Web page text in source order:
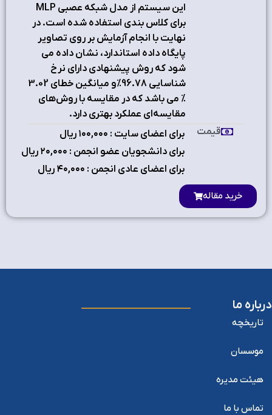
این سیستم از مدل شبکه عصبی MLP
برای کلاس بندی استفاده شده است. در
نهایت با انجام آزمایش بر روی تصاویر
پایگاه داده استاندارد، نشان داده می
شود که روش پیشنهادی دارای نرخ
شناسایی 96.78%و میانگین خطای 3.02
% می باشد که در مقایسه با روش‌های
مقایسه‌ای عملکرد بهتری دارد.
برای اعضای سایت : ۱٠٠,٠٠٠ ریال
برای دانشجویان عضو انجمن : ۲٠,٠٠٠ ریال
برای اعضای عادی انجمن : ۴٠,٠٠٠ ریال
قیمت
خرید مقاله
درباره ما
تاریخچه
موسسان
هیئت مدیره
تماس با ما